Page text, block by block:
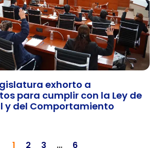
exhorto a
para cumplir con la Ley de
y del Comportamiento
1 2 3 … 6